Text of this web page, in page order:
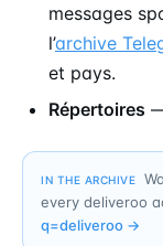
messages
l’archive
et pays.
Répertoires
IN THE ARCHIVE
every deliveroo
q=deliveroo →